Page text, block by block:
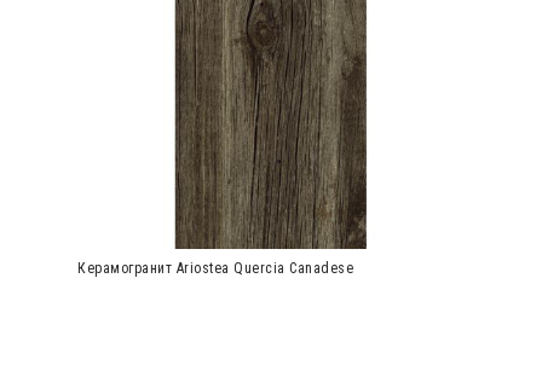
Керамогранит Ariostea Quercia Canadese